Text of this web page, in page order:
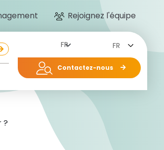
Rejoignez l'équipe
FR
Contactez-nous
?